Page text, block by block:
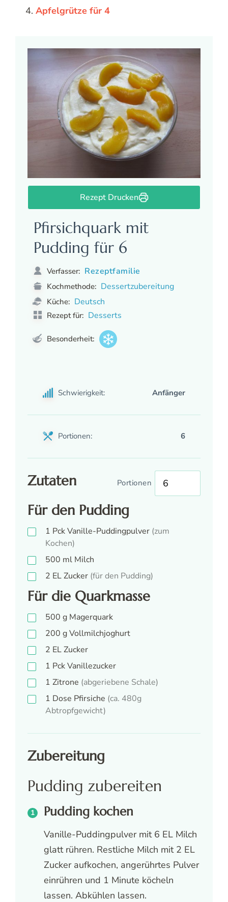
Apfelgrütze für 4
Rezept Drucken
Pfirsichquark mit
Pudding für 6
Verfasser: Rezeptfamilie
Kochmethode: Dessertzubereitung
Küche: Deutsch
Rezept für: Desserts
Besonderheit:
Schwierigkeit: Anfänger
Portionen: 6
Zutaten Portionen
Für den Pudding
1 PckVanille-Puddingpulver (zum
Kochen)
500 ml Milch
2 ELZucker (für den Pudding)
Für die Quarkmasse
500 g Magerquark
200 gVollmilchjoghurt
2 ELZucker
1 PckVanillezucker
1 Zitrone (abgeriebene Schale)
1 Dose Pfirsiche (ca. 480g
Abtropfgewicht)
Zubereitung
Pudding zubereiten
Pudding kochen
Vanille-Puddingpulver mit 6 EL Milch
glatt rühren. Restliche Milch mit 2 EL
Zucker aufkochen, angerührtes Pulver
einrühren und 1 Minute köcheln
lassen. Abkühlen lassen.